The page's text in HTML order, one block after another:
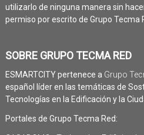
utilizarlo de ninguna manera sin
permiso por escrito de Grupo Tecma
SOBRE GRUPO TECMA RED
ESMARTCITY pertenece a Grupo
español líder en las temáticas de
Tecnologías en la Edificación y la
Portales de Grupo Tecma Red: